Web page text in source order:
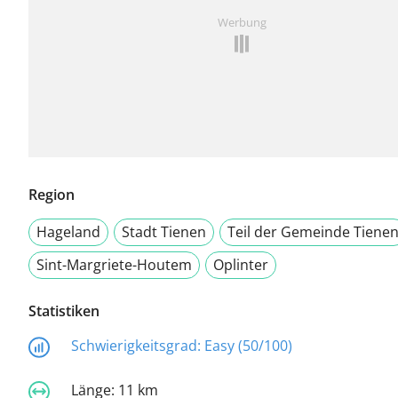
Werbung
Region
Hageland
Stadt Tienen
Teil der Gemeinde Tienen
Sint-Margriete-Houtem
Oplinter
Statistiken
Schwierigkeitsgrad: Easy (50/100)
Länge: 11 km